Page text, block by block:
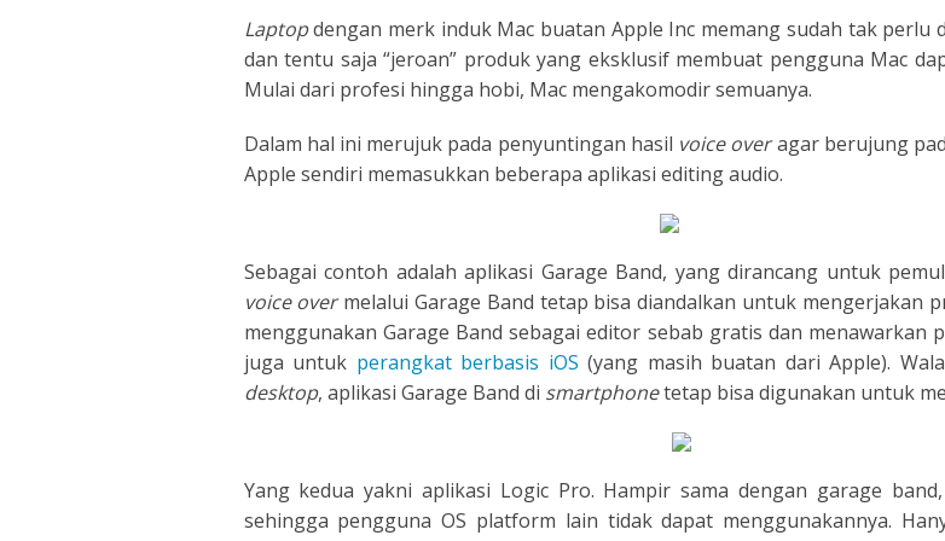
DUTCH
FILIPINO
FLEMISH
GERMAN
HINDI
HUNGARIAN
INDONESIA
EDUCATIONAL
FORMAL
IVR
NARRATIVE
PODCAST
Laptopdengan merk induk Mac buatan Apple Inc memang sudah tak perlu
dan tentu saja “jeroan” produk yang eksklusif membuat pengguna Mac
Mulai dari profesi hingga hobi, Mac mengakomodir semuanya.
Dalam hal ini merujuk pada penyuntingan hasil voice overagar berujung
Apple sendiri memasukkan beberapa aplikasi editing audio.
Sebagai contoh adalah aplikasi Garage Band, yang dirancang untuk
voice overmelalui Garage Band tetap bisa diandalkan untuk mengerjakan
menggunakan Garage Band sebagai editor sebab gratis dan
juga untuk perangkat berbasis iOS (yang masih buatan dari Apple).
desktop, aplikasi Garage Band di smartphonetetap bisa digunakan untuk
Yang kedua yakni aplikasi Logic Pro. Hampir sama dengan garage
sehingga pengguna OS platform lain tidak dapat menggunakannya.